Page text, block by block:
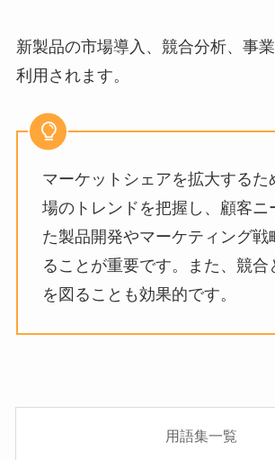
新製品の市場導入、競合分析、事
利用されます。
マーケットシェアを拡大するた
場のトレンドを把握し、顧客ニ
た製品開発やマーケティング戦
ることが重要です。また、競合
を図ることも効果的です。
用語集一覧